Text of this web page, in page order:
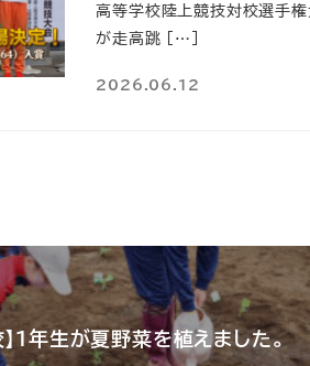
高等学校陸上競技対校選手権
が走高跳 […]
2026.06.12
１年生が夏野菜を植えました。